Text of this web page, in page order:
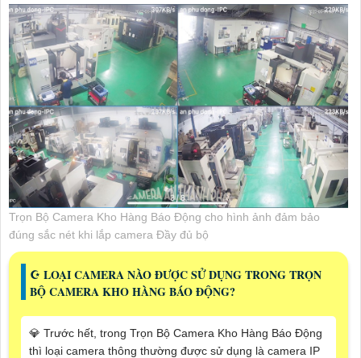
Trọn Bộ Camera Kho Hàng Báo Động cho hình ảnh đảm bảo
đúng sắc nét khi lắp camera Đầy đủ bộ
☪ LOẠI CAMERA NÀO ĐƯỢC SỬ DỤNG TRONG TRỌN
BỘ CAMERA KHO HÀNG BÁO ĐỘNG?
💎 Trước hết, trong Trọn Bộ Camera Kho Hàng Báo Động
thì loại camera thông thường được sử dụng là camera IP